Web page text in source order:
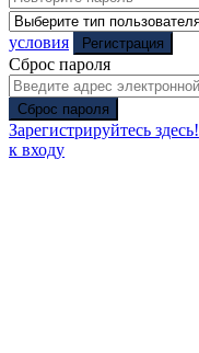
условия
Регистрация
Сброс пароля
Сброс пароля
Зарегистрируйтесь здесь!
к входу